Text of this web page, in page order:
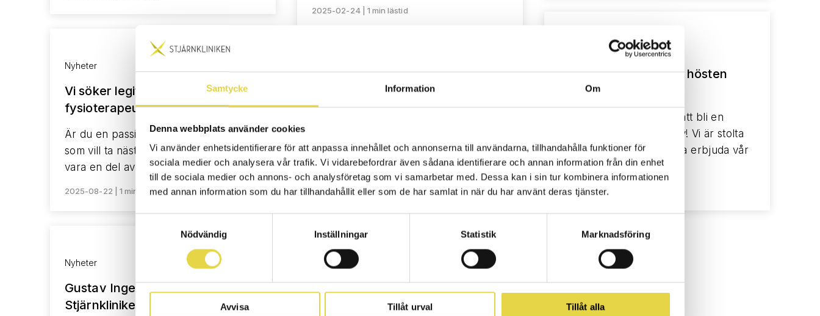
Samtycke Information Om
Denna webbplats använder cookies
Vi använder enhetsidentifierare för att anpassa innehållet och annonserna till användarna, tillhandahålla funktioner för
sociala medier och analysera vår trafik. Vi vidarebefordrar även sådana identifierare och annan information från din enhet
till de sociala medier och annons- och analysföretag som vi samarbetar med. Dessa kan i sin tur kombinera informationen
med annan information som du har tillhandahållit eller som de har samlat in när du har använt deras tjänster.
Nödvändig
Inställningar Statistik Marknadsföring
Avvisa Tillåt urval Tillåt alla
Nyheter
Vi söker legitimerad
fysioterapeut till Stockholm
Är du en passionerad fysioterapeut
som vill ta nästa steg i din karriär och
vara en del av ett växande team
2025-08-22 | 1 min lästid
Nyheter
Gustav Ingestad ny VD på
Stjärnkliniken AB
2025-02-24 | 1 min lästid
Ny fysioterapeut i Stockholm
fysioterapeut Adam Lindgren till
Stjärnkliniken Stockholm!. Adam har en
fysioterapeutexamen från Karolinska
Kurs: Medicinsk Yoga hösten
2024
Ta det första steget mot att bli en
bättre version av dig själv! Vi är stolta
över att även i höst kunna erbjuda vår
kurs…
2024-08-23 | 1 min lästid